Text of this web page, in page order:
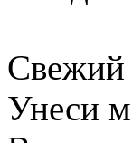
Свежий
Унеси